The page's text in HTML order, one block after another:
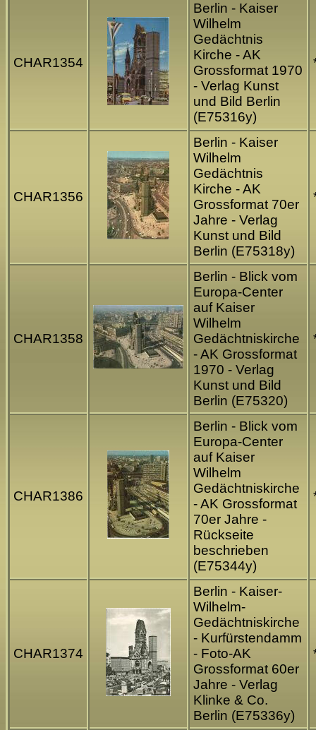
CHAR1354
Berlin - Kaiser
Wilhelm
Gedächtnis
Kirche - AK
Grossformat 1970
- Verlag Kunst
und Bild Berlin
(E75316y)
CHAR1356
Berlin - Kaiser
Wilhelm
Gedächtnis
Kirche - AK
Grossformat 70er
Jahre - Verlag
Kunst und Bild
Berlin (E75318y)
CHAR1358
Berlin - Blick vom
Europa-Center
auf Kaiser
Wilhelm
Gedächtniskirche
- AK Grossformat
1970 - Verlag
Kunst und Bild
Berlin (E75320)
CHAR1386
Berlin - Blick vom
Europa-Center
auf Kaiser
Wilhelm
Gedächtniskirche
- AK Grossformat
70er Jahre -
Rückseite
beschrieben
(E75344y)
CHAR1374
Berlin - Kaiser-
Wilhelm-
Gedächtniskirche
- Kurfürstendamm
- Foto-AK
Grossformat 60er
Jahre - Verlag
Klinke & Co.
Berlin (E75336y)